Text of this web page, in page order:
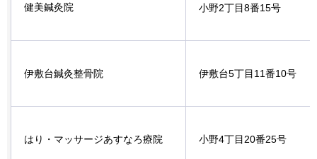
健美鍼灸院 小野2丁目8番15号
伊敷台鍼灸整骨院 伊敷台5丁目11番10号
はり・マッサージあすなろ療院 小野4丁目20番25号